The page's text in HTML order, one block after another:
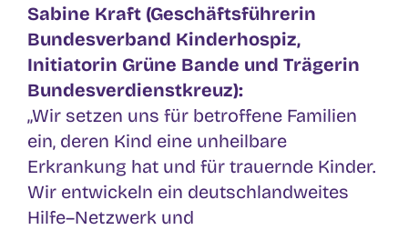
Sabine Kraft (Geschäftsführerin
Bundesverband Kinderhospiz,
Initiatorin Grüne Bande und Trägerin
Bundesverdienstkreuz):
„Wir setzen uns für betroffene Familien
ein, deren Kind eine unheilbare
Erkrankung hat und für trauernde Kinder.
Wir entwickeln ein deutschlandweites
Hilfe–Netzwerk und